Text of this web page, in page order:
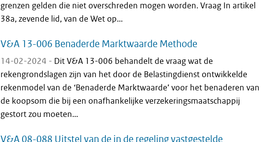
grenzen gelden die niet overschreden mogen worden. Vraag In artikel
38a, zevende lid, van de Wet op...
V&A 13-006 Benaderde Marktwaarde Methode
14-02-2024 - Dit V&A 13-006 behandelt de vraag wat de
rekengrondslagen zijn van het door de Belastingdienst ontwikkelde
rekenmodel van de ‘Benaderde Marktwaarde’ voor het benaderen van
de koopsom die bij een onafhankelijke verzekeringsmaatschappij
gestort zou moeten...
V&A 08-088 Uitstel van de in de regeling vastgestelde